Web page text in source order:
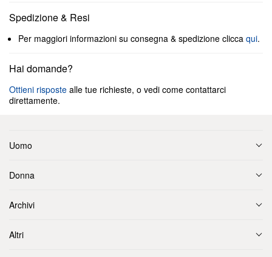
Spedizione & Resi
Per maggiori informazioni su consegna & spedizione clicca qui.
Hai domande?
Ottieni risposte alle tue richieste, o vedi come contattarci
direttamente.
Uomo
Donna
Archivi
Altri